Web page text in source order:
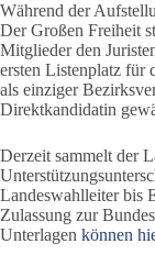
Während der
Der Großen Freiheit
Mitglieder den
ersten Listenplatz für
als einziger
Direktkandidatin
Derzeit sammelt der
Landeswahlleiter bis
Zulassung zur
Unterlagen können